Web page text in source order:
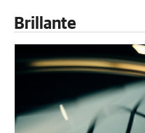
Brillante